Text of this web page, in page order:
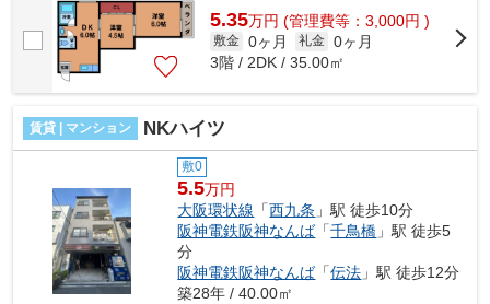
5.35万円 (管理費等：3,000円 )
敷金 0ヶ月 礼金 0ヶ月
3階 / 2DK / 35.00㎡
賃貸 | マンション NKハイツ
敷0
5.5万円
大阪環状線 「西九条 」駅 徒歩10分
阪神電鉄阪神なんば「千鳥橋 」駅 徒歩5
分
阪神電鉄阪神なんば「伝法 」駅 徒歩12分
築28年 / 40.00㎡